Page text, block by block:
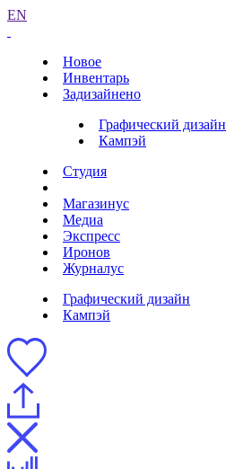
EN
Новое
Инвентарь
Задизайнено
Графический дизайн
Кампэй
Студия
Магазинус
Медиа
Экспресс
Иронов
Журналус
Графический дизайн
Кампэй